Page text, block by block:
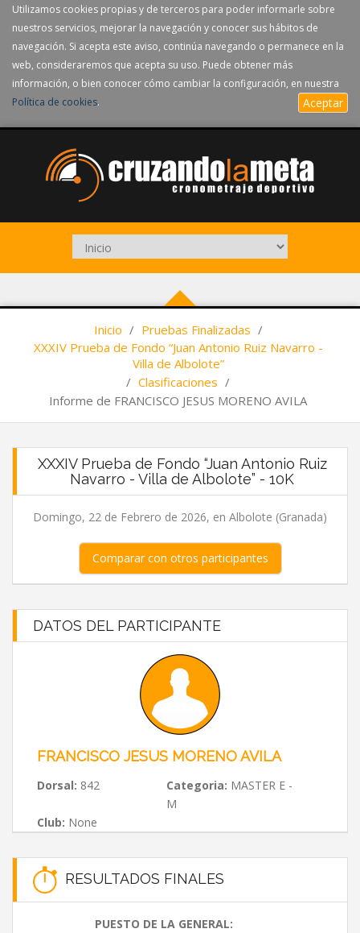
Utilizamos cookies propias y de terceros para poder informarle sobre
nuestros servicios, mejorar la navegación y conocer sus hábitos de
navegación. Si acepta este aviso, continúa navegando o permanece en la
web, consideraremos que acepta su uso. Puede obtener más
información, o bien conocer cómo cambiar la configuración, en nuestra
Política de cookies. Aceptar
Inicio / Pruebas Finalizadas /
XXXIV Prueba de Fondo “Juan Antonio Ruiz Navarro -
Villa de Albolote”
/ Clasificaciones /
Informe de FRANCISCO JESUS MORENO AVILA
XXXIV Prueba de Fondo “Juan Antonio Ruiz
Navarro - Villa de Albolote” - 10K
Domingo, 22 de Febrero de 2026, en Albolote (Granada)
Comparar con otros participantes
DATOS DEL PARTICIPANTE
FRANCISCO JESUS MORENO AVILA
Dorsal: 842 Categoria: MASTER E -
M
Club: None
RESULTADOS FINALES
PUESTO DE LA GENERAL: